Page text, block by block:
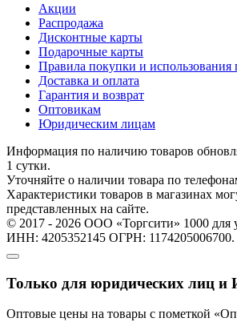
Акции
Распродажа
Дисконтные карты
Подарочные карты
Правила покупки и использования
Доставка и оплата
Гарантия и возврат
Оптовикам
Юридическим лицам
Информация по наличию товаров
1 сутки.
Уточняйте о наличии товара по
Характеристики товаров в магазинах
представленных на сайте.
© 2017 - 2026 ООО «Торгсити» 1000 для
ИНН: 4205352145 ОГРН: 1174205006700.
Только для юридических лиц и
Оптовые цены на товары с пометкой